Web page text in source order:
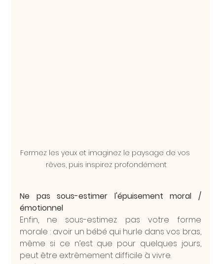
Fermez les yeux et imaginez le paysage de vos
rêves, puis inspirez profondément
Ne pas sous-estimer l'épuisement moral /
émotionnel
Enfin, ne sous-estimez pas votre forme
morale : avoir un bébé qui hurle dans vos bras,
même si ce n’est que pour quelques jours,
peut être extrêmement difficile à vivre.